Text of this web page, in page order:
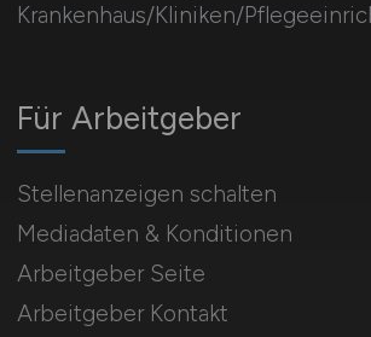
Krankenhaus/Kliniken/
Für Arbeitgeber
Stellenanzeigen schalten
Mediadaten & Konditionen
Arbeitgeber Seite
Arbeitgeber Kontakt